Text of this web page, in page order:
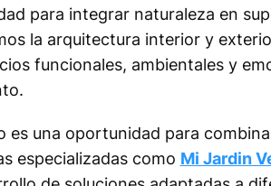
para integrar naturaleza en
la arquitectura interior y
funcionales, ambientales y
una oportunidad para
especializadas como Mi Jardin